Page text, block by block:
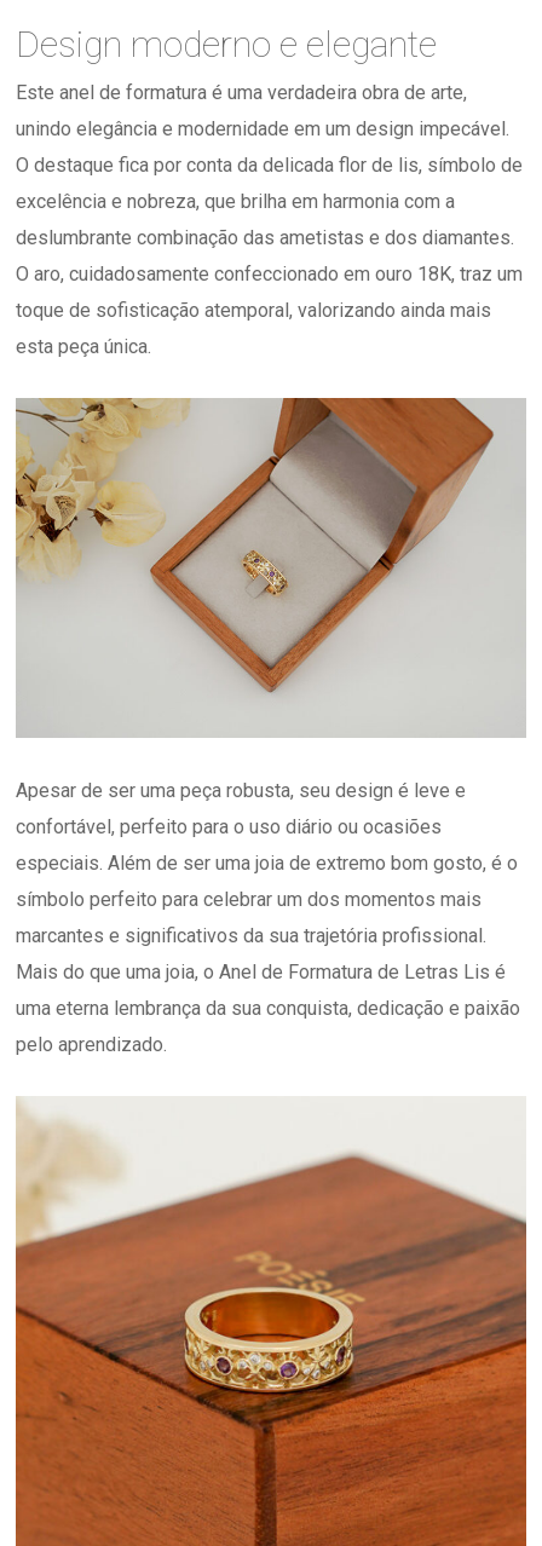
Design moderno e elegante
Este anel de formatura é uma verdadeira obra de arte,
unindo elegância e modernidade em um design impecável.
O destaque fica por conta da delicada flor de lis, símbolo de
excelência e nobreza, que brilha em harmonia com a
deslumbrante combinação das ametistas e dos diamantes.
O aro, cuidadosamente confeccionado em ouro 18K, traz um
toque de sofisticação atemporal, valorizando ainda mais
esta peça única.
Apesar de ser uma peça robusta, seu design é leve e
confortável, perfeito para o uso diário ou ocasiões
especiais. Além de ser uma joia de extremo bom gosto, é o
símbolo perfeito para celebrar um dos momentos mais
marcantes e significativos da sua trajetória profissional.
Mais do que uma joia, o Anel de Formatura de Letras Lis é
uma eterna lembrança da sua conquista, dedicação e paixão
pelo aprendizado.